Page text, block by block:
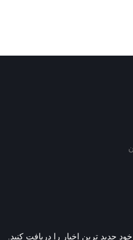
جدید ترین اخبار را دریافت کنید.